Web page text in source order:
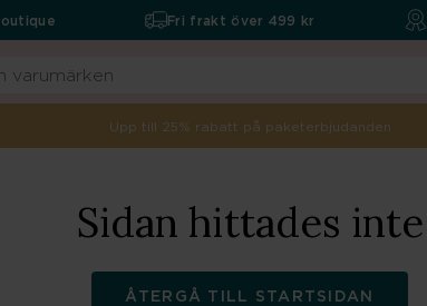
Fri frakt över 499 kr
Upp till 25% rabatt på paketerbjudanden
Sidan hittades inte
ÅTERGÅ TILL STARTSIDAN